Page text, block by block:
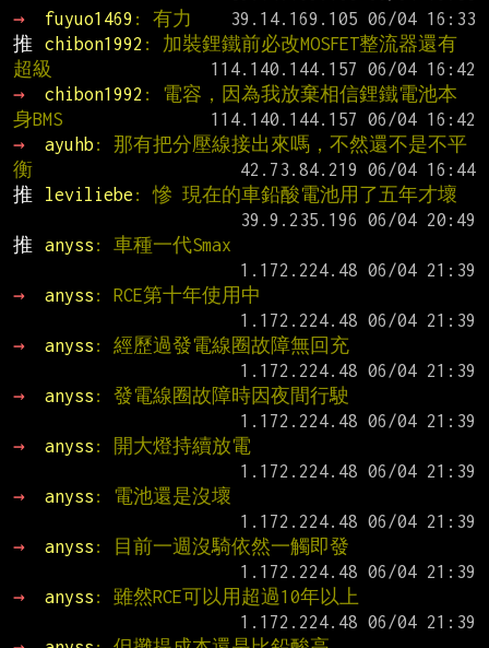
→
fuyuo1469 : 有力
推
chibon1992 : 加裝鋰鐵前必改MOSFET整流器還有
超級
→
chibon1992 : 電容，因為我放棄相信鋰鐵電池本
身BMS
→
ayuhb : 那有把分壓線接出來嗎，不然還不是不平
衡
推
leviliebe : 慘 現在的車鉛酸電池用了五年才壞
推
anyss : 車種一代Smax
→
anyss : RCE第十年使用中
→
anyss : 經歷過發電線圈故障無回充
→
anyss : 發電線圈故障時因夜間行駛
→
anyss : 開大燈持續放電
→
anyss : 電池還是沒壞
→
anyss : 目前一週沒騎依然一觸即發
→
anyss : 雖然RCE可以用超過10年以上